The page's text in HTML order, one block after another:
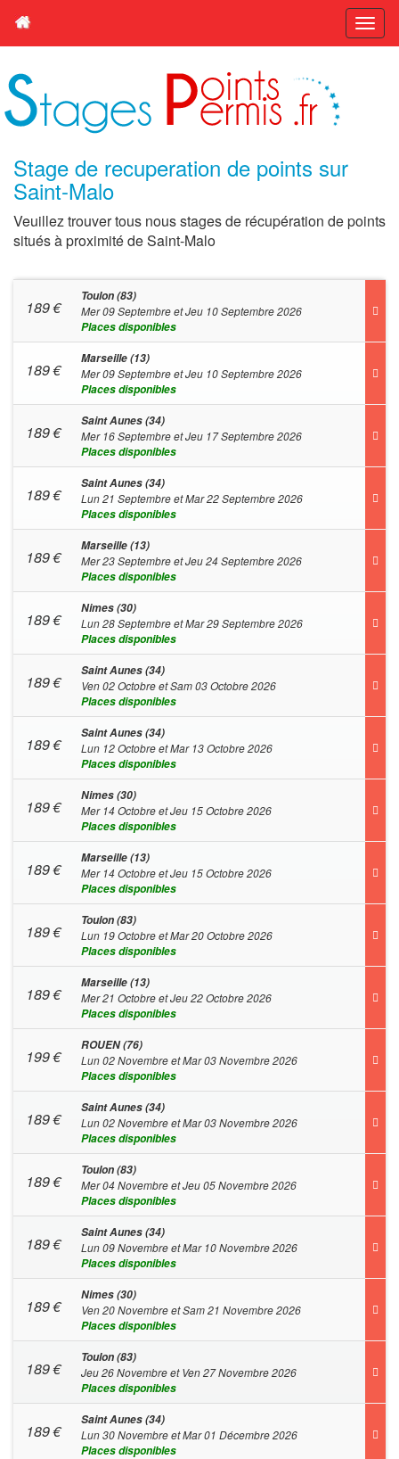
Stage de recuperation de points sur
Saint-Malo
Veuillez trouver tous nous stages de récupération de points
situés à proximité de Saint-Malo
189€
Toulon (83)
Mer 09 Septembre et Jeu 10 Septembre 2026
Places disponibles
189€
Marseille (13)
Mer 09 Septembre et Jeu 10 Septembre 2026
Places disponibles
189€
Saint Aunes (34)
Mer 16 Septembre et Jeu 17 Septembre 2026
Places disponibles
189€
Saint Aunes (34)
Lun 21 Septembre et Mar 22 Septembre 2026
Places disponibles
189€
Marseille (13)
Mer 23 Septembre et Jeu 24 Septembre 2026
Places disponibles
189€
Nimes (30)
Lun 28 Septembre et Mar 29 Septembre 2026
Places disponibles
189€
Saint Aunes (34)
Ven 02 Octobre et Sam 03 Octobre 2026
Places disponibles
189€
Saint Aunes (34)
Lun 12 Octobre et Mar 13 Octobre 2026
Places disponibles
189€
Nimes (30)
Mer 14 Octobre et Jeu 15 Octobre 2026
Places disponibles
189€
Marseille (13)
Mer 14 Octobre et Jeu 15 Octobre 2026
Places disponibles
189€
Toulon (83)
Lun 19 Octobre et Mar 20 Octobre 2026
Places disponibles
189€
Marseille (13)
Mer 21 Octobre et Jeu 22 Octobre 2026
Places disponibles
199€
ROUEN (76)
Lun 02 Novembre et Mar 03 Novembre 2026
Places disponibles
189€
Saint Aunes (34)
Lun 02 Novembre et Mar 03 Novembre 2026
Places disponibles
189€
Toulon (83)
Mer 04 Novembre et Jeu 05 Novembre 2026
Places disponibles
189€
Saint Aunes (34)
Lun 09 Novembre et Mar 10 Novembre 2026
Places disponibles
189€
Nimes (30)
Ven 20 Novembre et Sam 21 Novembre 2026
Places disponibles
189€
Toulon (83)
Jeu 26 Novembre et Ven 27 Novembre 2026
Places disponibles
189€
Saint Aunes (34)
Lun 30 Novembre et Mar 01 Décembre 2026
Places disponibles